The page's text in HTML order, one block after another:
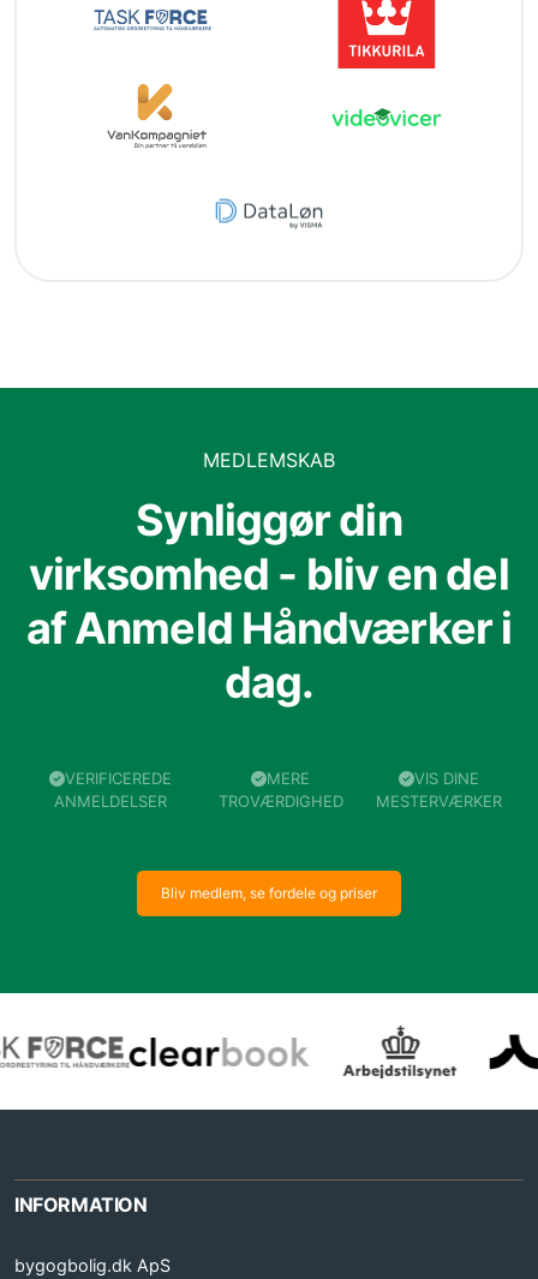
MEDLEMSKAB
Synliggør din
virksomhed - bliv en del
af Anmeld Håndværker i
dag.
VERIFICEREDE
ANMELDELSER
MERE
TROVÆRDIGHED
VIS DINE
MESTERVÆRKER
Bliv medlem, se fordele og priser
INFORMATION
bygogbolig.dk ApS